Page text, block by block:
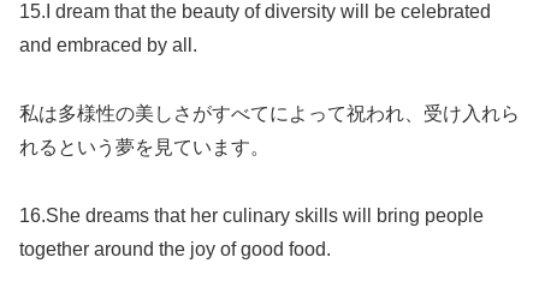
15.I dream that the beauty of diversity will be celebrated
and embraced by all.
私は多様性の美しさがすべてによって祝われ、受け入れら
れるという夢を見ています。
16.She dreams that her culinary skills will bring people
together around the joy of good food.